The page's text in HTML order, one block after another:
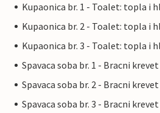
Kupaonica br. 1 - Toalet: topla i
Kupaonica br. 2 - Toalet: topla i
Kupaonica br. 3 - Toalet: topla i
Spavaca soba br. 1 - Bracni
Spavaca soba br. 2 - Bracni
Spavaca soba br. 3 - Bracni